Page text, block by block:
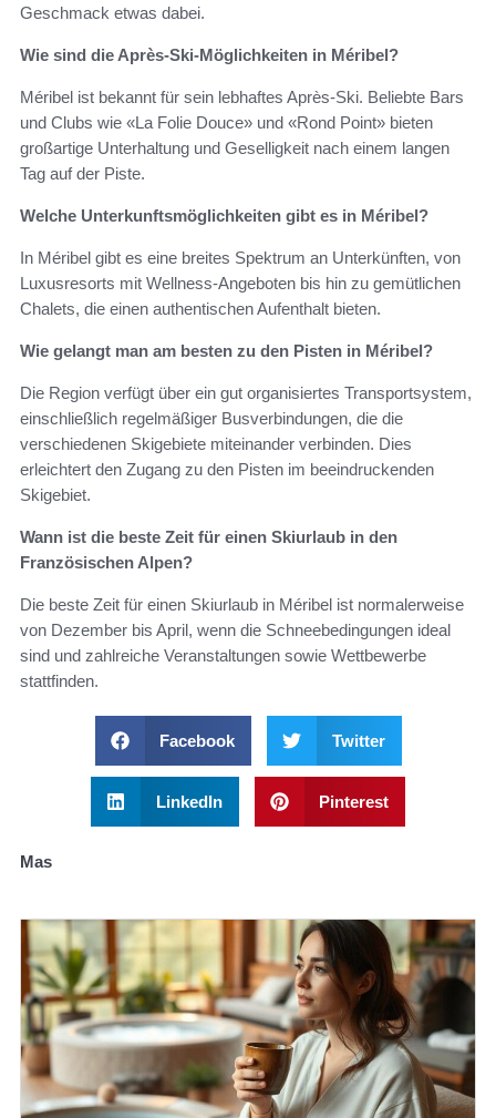
Geschmack etwas dabei.
Wie sind die Après-Ski-Möglichkeiten in Méribel?
Méribel ist bekannt für sein lebhaftes Après-Ski. Beliebte Bars
und Clubs wie «La Folie Douce» und «Rond Point» bieten
großartige Unterhaltung und Geselligkeit nach einem langen
Tag auf der Piste.
Welche Unterkunftsmöglichkeiten gibt es in Méribel?
In Méribel gibt es eine breites Spektrum an Unterkünften, von
Luxusresorts mit Wellness-Angeboten bis hin zu gemütlichen
Chalets, die einen authentischen Aufenthalt bieten.
Wie gelangt man am besten zu den Pisten in Méribel?
Die Region verfügt über ein gut organisiertes Transportsystem,
einschließlich regelmäßiger Busverbindungen, die die
verschiedenen Skigebiete miteinander verbinden. Dies
erleichtert den Zugang zu den Pisten im beeindruckenden
Skigebiet.
Wann ist die beste Zeit für einen Skiurlaub in den
Französischen Alpen?
Die beste Zeit für einen Skiurlaub in Méribel ist normalerweise
von Dezember bis April, wenn die Schneebedingungen ideal
sind und zahlreiche Veranstaltungen sowie Wettbewerbe
stattfinden.
Facebook Twitter
LinkedIn Pinterest
Mas